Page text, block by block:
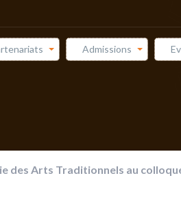
Admissions
des Arts Traditionnels au